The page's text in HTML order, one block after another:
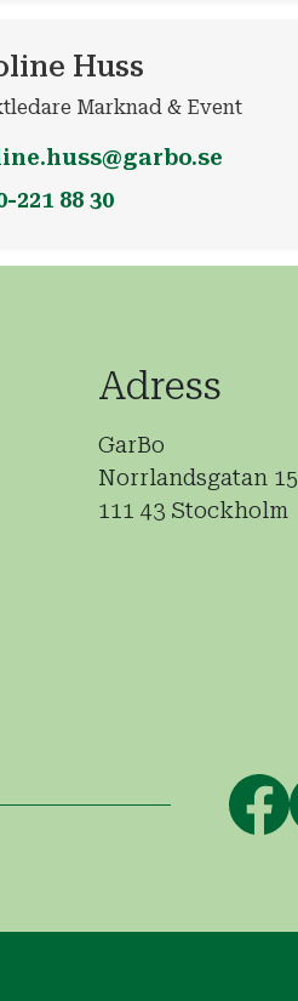
Huss
Marknad & Event
221 88 30
Adress
GarBo
Norrlandsgatan 15
111 43 Stockholm